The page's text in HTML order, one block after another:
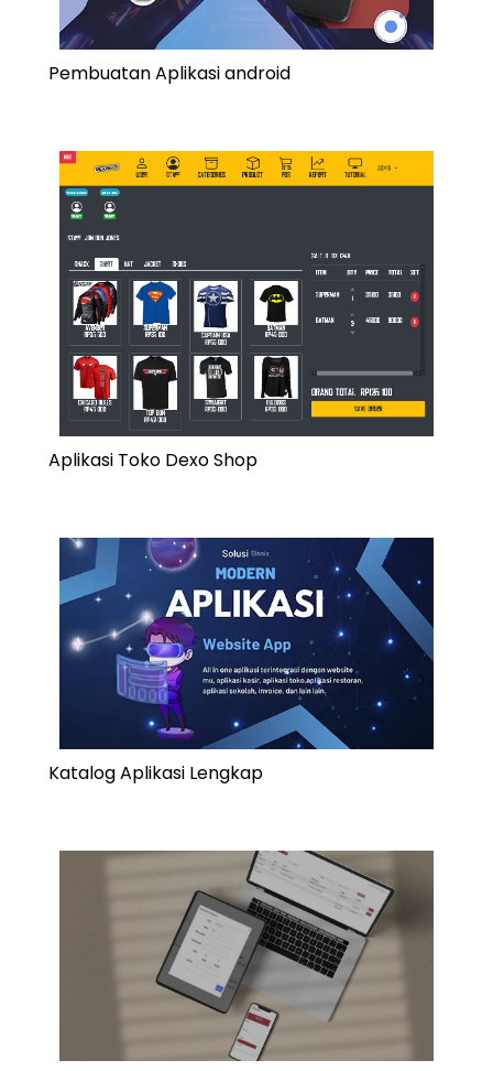
Pembuatan Aplikasi android
Aplikasi Toko Dexo Shop
Katalog Aplikasi Lengkap